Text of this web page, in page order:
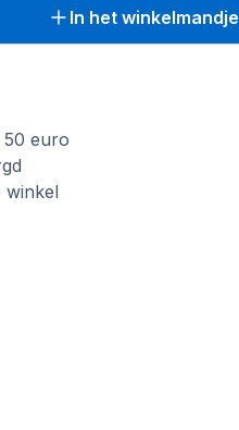
In het winkelmandje
50 euro
winkel